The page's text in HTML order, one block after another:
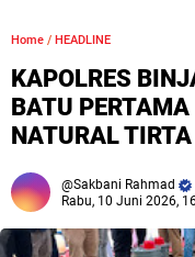
Home / HEADLINE
KAPOLRES
BATU
NATURAL
Sakbani Rahmad
Rabu, 10 Juni 2026,